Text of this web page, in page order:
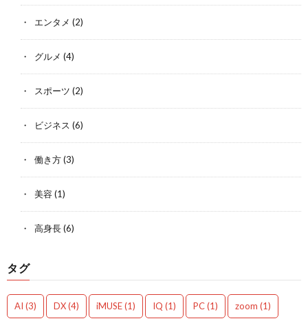
エンタメ (2)
グルメ (4)
スポーツ (2)
ビジネス (6)
働き方(3)
美容(1)
高身長(6)
タグ
AI (3) DX(4) iMUSE(1) IQ (1) PC(1) zoom (1)